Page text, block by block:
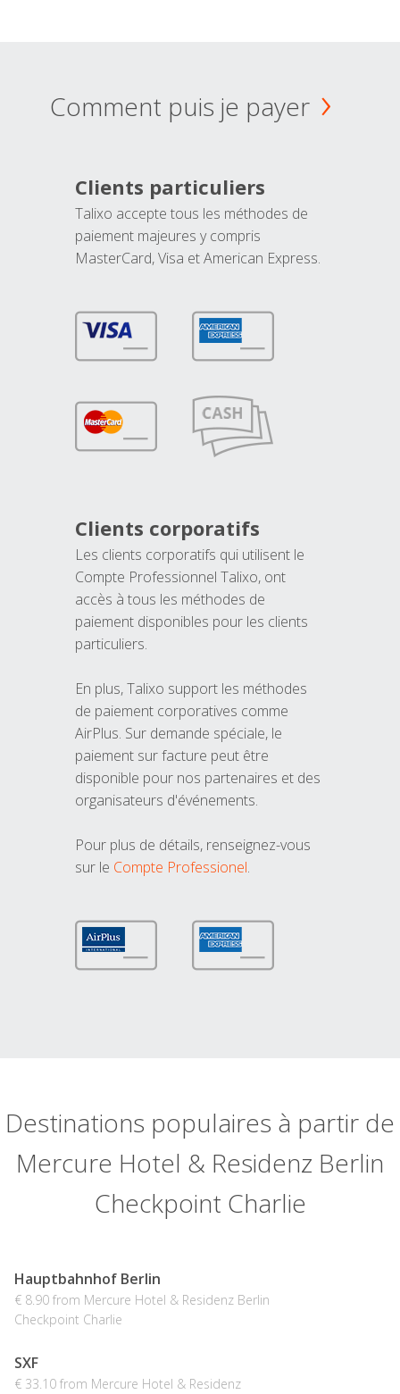
Comment puis je payer
Clients particuliers
Talixo accepte tous les méthodes de
paiement majeures y compris
MasterCard, Visa et American Express.
Clients corporatifs
Les clients corporatifs qui utilisent le
Compte Professionnel Talixo, ont
accès à tous les méthodes de
paiement disponibles pour les clients
particuliers.
En plus, Talixo support les méthodes
de paiement corporatives comme
AirPlus. Sur demande spéciale, le
paiement sur facture peut être
disponible pour nos partenaires et des
organisateurs d'événements.
Pour plus de détails, renseignez-vous
sur le Compte Professionel.
Destinations populaires à partir de
Mercure Hotel & Residenz Berlin
Checkpoint Charlie
Hauptbahnhof Berlin
€ 8.90 from Mercure Hotel & Residenz Berlin
Checkpoint Charlie
SXF
€ 33.10 from Mercure Hotel & Residenz